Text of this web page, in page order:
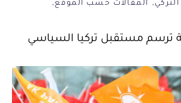
المقالات حسب الموقع
ترسم مستقبل تركيا السياسي